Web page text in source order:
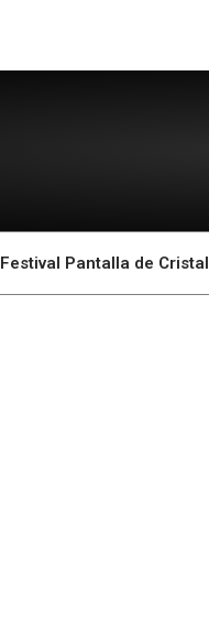
Festival Pantalla de Cristal